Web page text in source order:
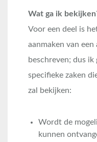
Wat ga ik
Voor een deel is
aanmaken van
beschreven; dus
specifieke zaken
zal bekijken:
Wordt de
kunnen